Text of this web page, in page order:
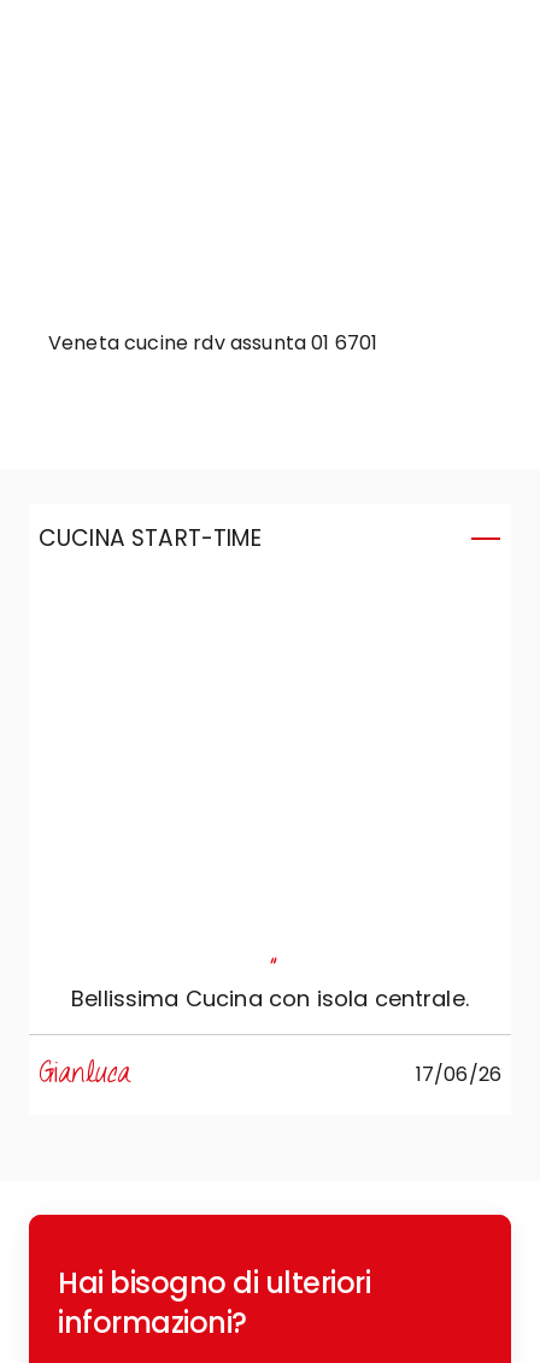
Veneta cucine rdv assunta 01 6701
CUCINA START-TIME
"
Bellissima Cucina con isola centrale.
Gianluca 17/06/26
Hai bisogno di ulteriori
informazioni?